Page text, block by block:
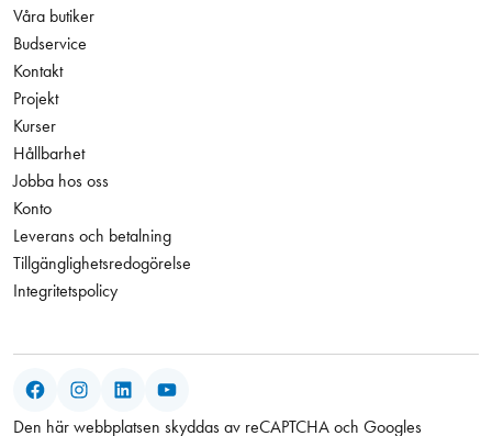
Våra butiker
Budservice
Kontakt
Projekt
Kurser
Hållbarhet
Jobba hos oss
Konto
Leverans och betalning
Tillgänglighetsredogörelse
Integritetspolicy
Facebook
Instagram
LinkedIn
Den här webbplatsen skyddas av reCAPTCHA och Googles